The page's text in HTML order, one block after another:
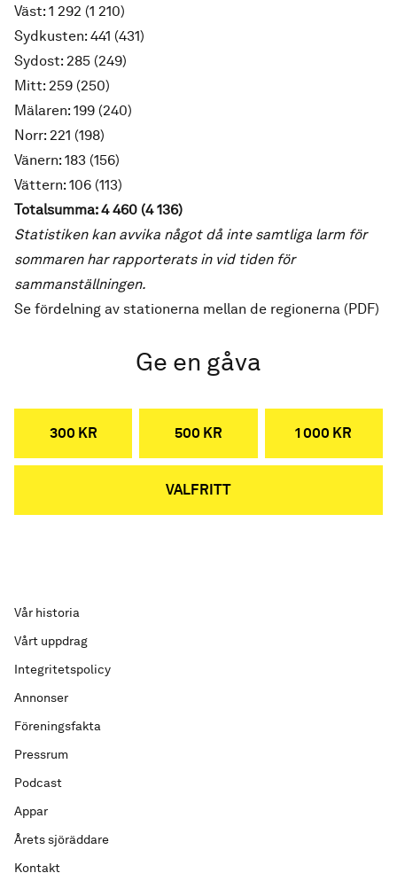
Väst: 1 292 (1 210)
Sydkusten: 441 (431)
Sydost: 285 (249)
Mitt: 259 (250)
Mälaren: 199 (240)
Norr: 221 (198)
Vänern: 183 (156)
Vättern: 106 (113)
Totalsumma: 4 460 (4 136)
Statistiken kan avvika något då inte samtliga larm för
sommaren har rapporterats in vid tiden för
sammanställningen.
Se fördelning av stationerna mellan de regionerna (PDF)
Ge en gåva
300 KR 500 KR 1 000 KR
VALFRITT
Vår historia
Vårt uppdrag
Integritetspolicy
Annonser
Föreningsfakta
Pressrum
Podcast
Appar
Årets sjöräddare
Kontakt